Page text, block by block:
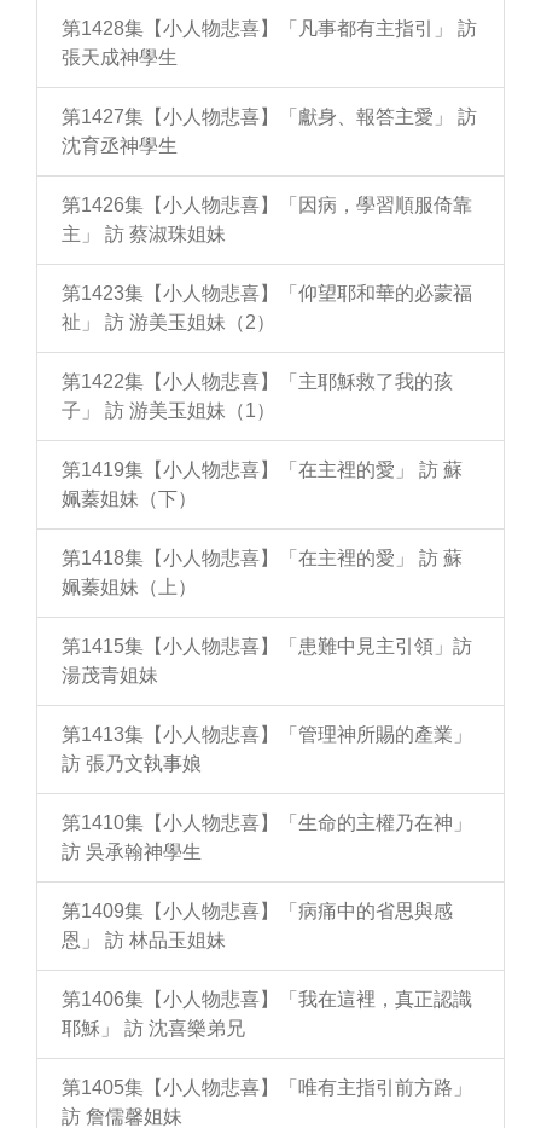
第1428集【小人物悲喜】「凡事都有主指引」 訪
張天成神學生
第1427集【小人物悲喜】「獻身、報答主愛」 訪
沈育丞神學生
第1426集【小人物悲喜】「因病，學習順服倚靠
主」 訪 蔡淑珠姐妹
第1423集【小人物悲喜】「仰望耶和華的必蒙福
祉」 訪 游美玉姐妹（2）
第1422集【小人物悲喜】「主耶穌救了我的孩
子」 訪 游美玉姐妹（1）
第1419集【小人物悲喜】「在主裡的愛」 訪 蘇
姵蓁姐妹（下）
第1418集【小人物悲喜】「在主裡的愛」 訪 蘇
姵蓁姐妹（上）
第1415集【小人物悲喜】「患難中見主引領」訪
湯茂青姐妹
第1413集【小人物悲喜】「管理神所賜的產業」
訪 張乃文執事娘
第1410集【小人物悲喜】「生命的主權乃在神」
訪 吳承翰神學生
第1409集【小人物悲喜】「病痛中的省思與感
恩」 訪 林品玉姐妹
第1406集【小人物悲喜】「我在這裡，真正認識
耶穌」 訪 沈喜樂弟兄
第1405集【小人物悲喜】「唯有主指引前方路」
訪 詹儒馨姐妹